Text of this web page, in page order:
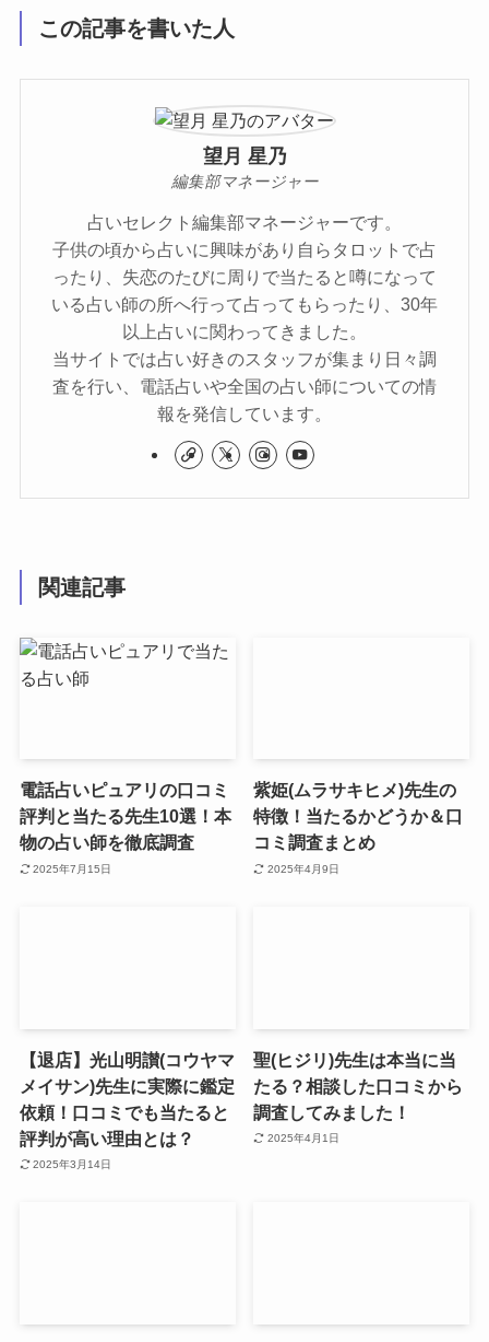
この記事を書いた人
望月 星乃
編集部マネージャー
占いセレクト編集部マネージャーです。
子供の頃から占いに興味があり自らタロットで占
ったり、失恋のたびに周りで当たると噂になって
いる占い師の所へ行って占ってもらったり、30年
以上占いに関わってきました。
当サイトでは占い好きのスタッフが集まり日々調
査を行い、電話占いや全国の占い師についての情
報を発信しています。
関連記事
電話占いピュアリの口コミ
評判と当たる先生10選！本
物の占い師を徹底調査
2025年7月15日
紫姫(ムラサキヒメ)先生の
特徴！当たるかどうか＆口
コミ調査まとめ
2025年4月9日
【退店】光山明讃(コウヤマ
メイサン)先生に実際に鑑定
依頼！口コミでも当たると
評判が高い理由とは？
2025年3月14日
聖(ヒジリ)先生は本当に当
たる？相談した口コミから
調査してみました！
2025年4月1日